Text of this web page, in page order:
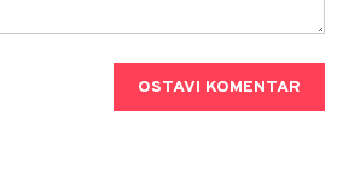
OSTAVI KOMENTAR